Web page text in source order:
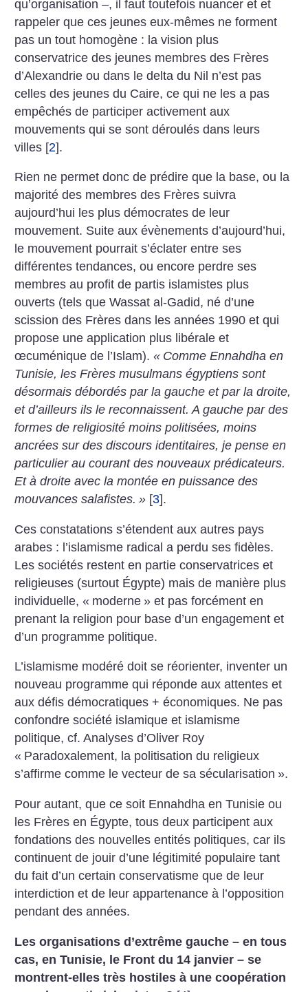
qu’organisation –, il faut toutefois nuancer et et
rappeler que ces jeunes eux-mêmes ne forment
pas un tout homogène : la vision plus
conservatrice des jeunes membres des Frères
d’Alexandrie ou dans le delta du Nil n’est pas
celles des jeunes du Caire, ce qui ne les a pas
empêchés de participer activement aux
mouvements qui se sont déroulés dans leurs
villes [2].
Rien ne permet donc de prédire que la base, ou la
majorité des membres des Frères suivra
aujourd’hui les plus démocrates de leur
mouvement. Suite aux évènements d’aujourd’hui,
le mouvement pourrait s’éclater entre ses
différentes tendances, ou encore perdre ses
membres au profit de partis islamistes plus
ouverts (tels que Wassat al-Gadid, né d’une
scission des Frères dans les années 1990 et qui
propose une application plus libérale et
œcuménique de l’Islam).« Comme Ennahdha en
Tunisie, les Frères musulmans égyptiens sont
désormais débordés par la gauche et par la droite,
et d’ailleurs ils le reconnaissent. A gauche par des
formes de religiosité moins politisées, moins
ancrées sur des discours identitaires, je pense en
particulier au courant des nouveaux prédicateurs.
Et à droite avec la montée en puissance des
mouvances salafistes. » [3].
Ces constatations s’étendent aux autres pays
arabes : l’islamisme radical a perdu ses fidèles.
Les sociétés restent en partie conservatrices et
religieuses (surtout Égypte) mais de manière plus
individuelle, « moderne » et pas forcément en
prenant la religion pour base d’un engagement et
d’un programme politique.
L’islamisme modéré doit se réorienter, inventer un
nouveau programme qui réponde aux attentes et
aux défis démocratiques + économiques. Ne pas
confondre société islamique et islamisme
politique, cf. Analyses d’Oliver Roy
« Paradoxalement, la politisation du religieux
s’affirme comme le vecteur de sa sécularisation ».
Pour autant, que ce soit Ennahdha en Tunisie ou
les Frères en Égypte, tous deux participent aux
fondations des nouvelles entités politiques, car ils
continuent de jouir d’une légitimité populaire tant
du fait d’un certain conservatisme que de leur
interdiction et de leur appartenance à l’opposition
pendant des années.
Les organisations d’extrême gauche – en tous
cas, en Tunisie, le Front du 14 janvier – se
montrent-elles très hostiles à une coopération